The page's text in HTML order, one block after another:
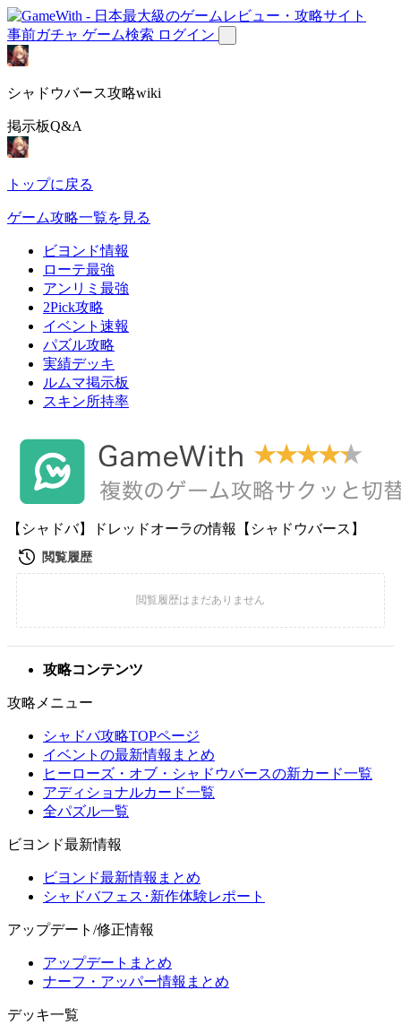
事前ガチャ ゲーム検索 ログイン
シャドウバース攻略wiki
掲示板Q&A
トップに戻る
ゲーム攻略一覧を見る
ビヨンド情報
ローテ最強
アンリミ最強
2Pick攻略
イベント速報
パズル攻略
実績デッキ
ルムマ掲示板
スキン所持率
【シャドバ】ドレッドオーラの情報【シャドウバース】
攻略コンテンツ
攻略メニュー
シャドバ攻略TOPページ
イベントの最新情報まとめ
ヒーローズ・オブ・シャドウバースの新カード一覧
アディショナルカード一覧
全パズル一覧
ビヨンド最新情報
ビヨンド最新情報まとめ
シャドバフェス･新作体験レポート
アップデート/修正情報
アップデートまとめ
ナーフ・アッパー情報まとめ
デッキ一覧